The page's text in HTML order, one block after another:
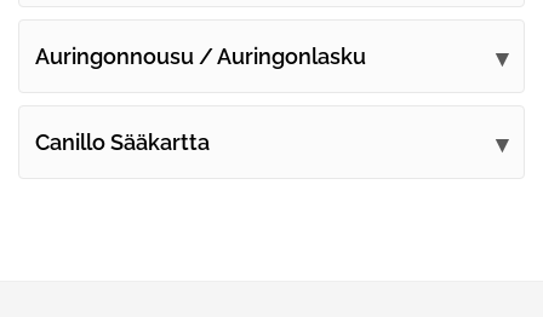
Auringonnousu / Auringonlasku
Canillo Sääkartta